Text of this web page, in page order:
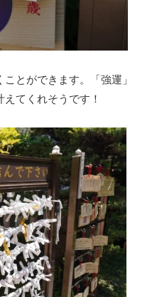
とができます。「強運」
てくれそうです！